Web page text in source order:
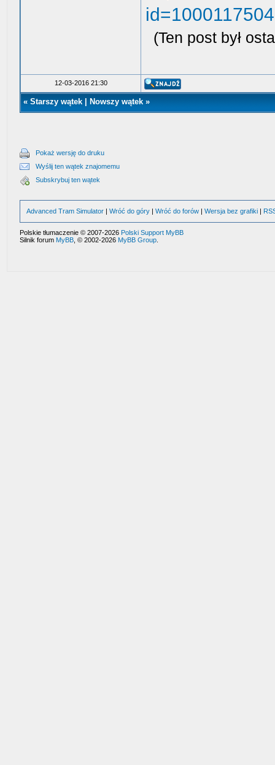
(Ten post był
12-03-2016 21:30
«Starszy wątek| Nowszy wątek»
Pokaż wersję do druku
Wyślij ten wątek znajomemu
Subskrybuj ten wątek
Advanced Tram Simulator |Wróć do góry |Wróć do forów |Wersja bez grafiki |
Polskie tłumaczenie © 2007-2026 Polski Support MyBB
Silnik forum MyBB , © 2002-2026 MyBB Group